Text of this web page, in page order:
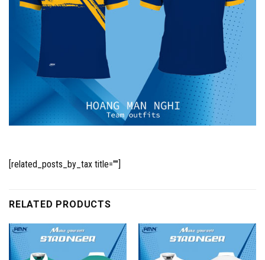
[related_posts_by_tax title=""]
RELATED PRODUCTS